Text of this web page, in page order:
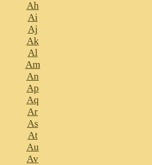
Ah
Ai
Aj
Ak
Al
Am
An
Ap
Aq
Ar
As
At
Au
Av